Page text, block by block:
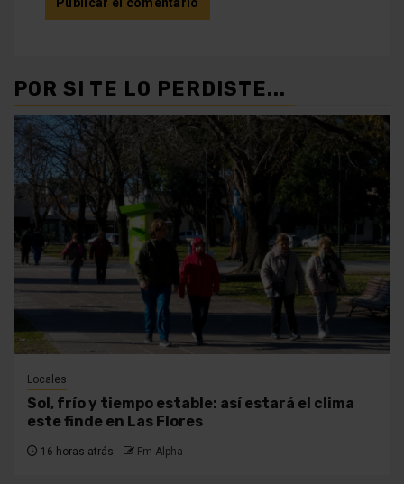
POR SI TE LO PERDISTE...
Locales
Sol, frío y tiempo estable: así estará el clima
este finde en Las Flores
16 horas atrás Fm Alpha